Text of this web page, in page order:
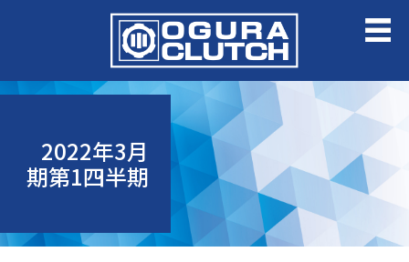
2022年3月
期第1四半期